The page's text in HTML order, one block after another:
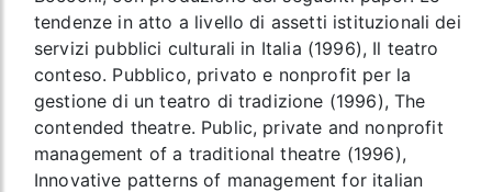
tendenze in atto a livello di assetti istituzionali dei
servizi pubblici culturali in Italia (1996), Il teatro
conteso. Pubblico, privato e nonprofit per la
gestione di un teatro di tradizione (1996), The
contended theatre. Public, private and nonprofit
management of a traditional theatre (1996),
Innovative patterns of management for italian